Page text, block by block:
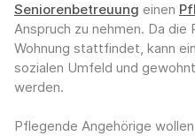
Seniorenbetreuung einen
Anspruch zu nehmen. Da
Wohnung stattfindet, kann
sozialen Umfeld und
werden.
Pflegende Angehörige